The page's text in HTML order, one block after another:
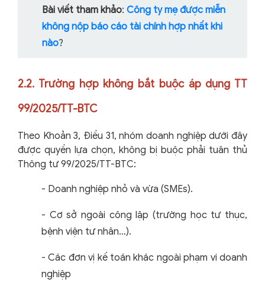
Bài viết tham khảo: Công ty mẹ được miễn
không nộp báo cáo tài chính hợp nhất khi
nào?
2.2. Trường hợp không bắt buộc áp dụng TT
99/2025/TT-BTC
Theo Khoản 3, Điều 31, nhóm doanh nghiệp dưới đây
được quyền lựa chọn, không bị buộc phải tuân thủ
Thông tư 99/2025/TT-BTC:
- Doanh nghiệp nhỏ và vừa (SMEs).
- Cơ sở ngoài công lập (trường học tư thục,
bệnh viện tư nhân…).
- Các đơn vị kế toán khác ngoài phạm vi doanh
nghiệp